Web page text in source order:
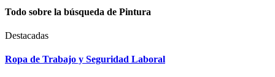
Todo sobre la búsqueda de Pintura
Destacadas
Ropa de Trabajo y Seguridad Laboral